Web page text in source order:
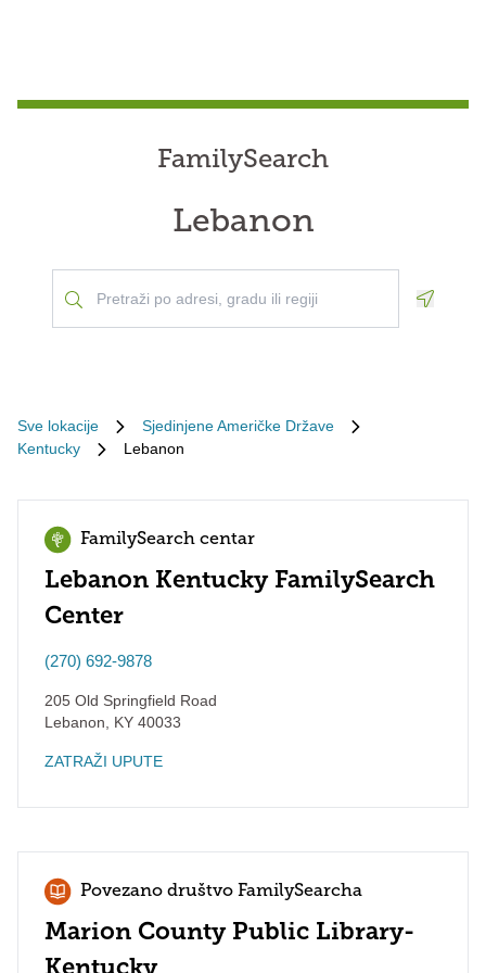
FamilySearch
Lebanon
Sve lokacije
Sjedinjene Američke Države
Kentucky
Lebanon
FamilySearch centar
Lebanon Kentucky FamilySearch
Center
(270) 692-9878
205 Old Springfield Road
Lebanon
KY 40033
ZATRAŽI UPUTE
Povezano društvo FamilySearcha
Marion County Public Library-
Kentucky